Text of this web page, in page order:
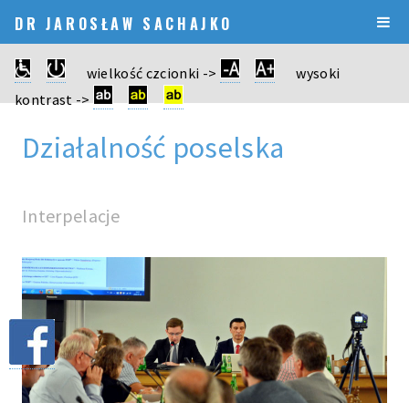
DR JAROSŁAW SACHAJKO
wielkość czcionki ->
wysoki
kontrast ->
Działalność poselska
Interpelacje